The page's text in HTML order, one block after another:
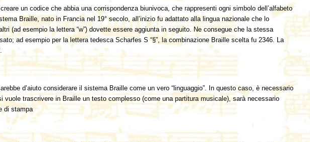
un codice che abbia una corrispondenza biunivoca, che rappresenti ogni simbolo dell’alfabeto
Braille, nato in Francia nel 19° secolo, all’inizio fu adattato alla lingua nazionale che lo
(ad esempio la lettera “w”) dovette essere aggiunta in seguito. Ne consegue che la stessa
ad esempio per la lettera tedesca Scharfes S “§”, la combinazione Braille scelta fu 2346. La
d’aiuto considerare il sistema Braille come un vero “linguaggio”. In questo caso, è necessario
trascrivere in Braille un testo complesso (come una partitura musicale), sarà necessario
di stampa